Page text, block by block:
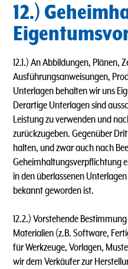
12.)
12.1.) An Abbildungen, Plänen,
Ausführungsanweisungen,
Unterlagen behalten wir uns
Derartige Unterlagen sind
Leistung zu verwenden und
zurückzugeben. Gegenüber
halten, und zwar auch nach
Geheimhaltungsverpflichtung
in den überlassenen
bekannt geworden ist.
12.2.) Vorstehende
Materialien (z.B. Software,
für Werkzeuge, Vorlagen,
wir dem Verkäufer zur